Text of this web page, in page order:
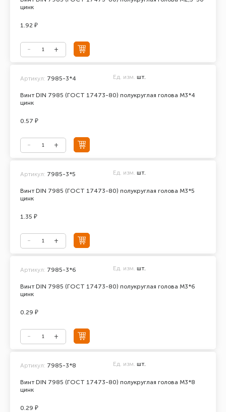
цинк
1.92 ₽
Винт DIN 7985 (ГОСТ 17473-80) полукруглая голова М3*4
цинк
Артикул: 7985-3*4 Ед. изм. шт.
0.57 ₽
Винт DIN 7985 (ГОСТ 17473-80) полукруглая голова М3*5
цинк
Артикул: 7985-3*5 Ед. изм. шт.
1.35 ₽
Винт DIN 7985 (ГОСТ 17473-80) полукруглая голова М3*6
цинк
Артикул: 7985-3*6 Ед. изм. шт.
0.29 ₽
Винт DIN 7985 (ГОСТ 17473-80) полукруглая голова М3*8
цинк
Артикул: 7985-3*8 Ед. изм. шт.
0.29 ₽